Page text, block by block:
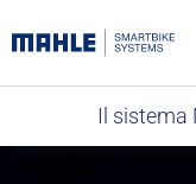
Il sistema